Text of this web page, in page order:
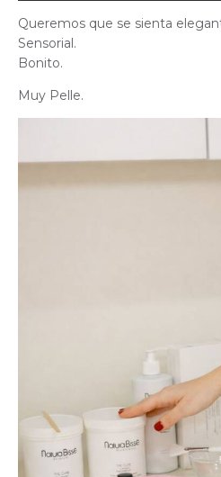
Queremos que se sienta
Sensorial.
Bonito.
Muy Pelle.